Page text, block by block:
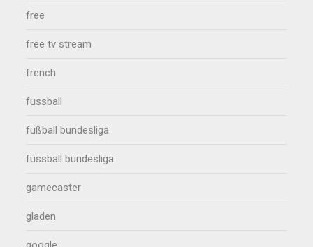
free
free tv stream
french
fussball
fußball bundesliga
fussball bundesliga
gamecaster
gladen